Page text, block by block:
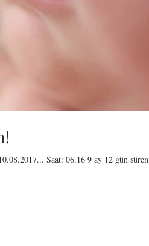
Saat: 06.16 9 ay 12 gün süren